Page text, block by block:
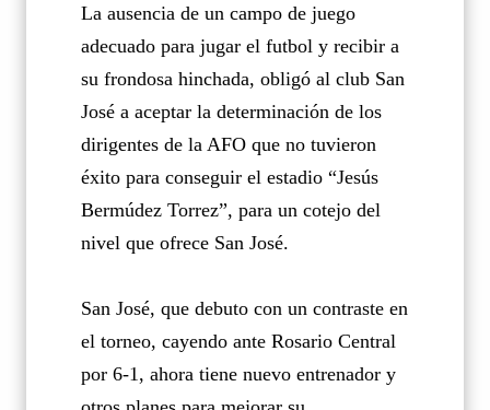
La ausencia de un campo de juego
adecuado para jugar el futbol y recibir a
su frondosa hinchada, obligó al club San
José a aceptar la determinación de los
dirigentes de la AFO que no tuvieron
éxito para conseguir el estadio “Jesús
Bermúdez Torrez”, para un cotejo del
nivel que ofrece San José.
San José, que debuto con un contraste en
el torneo, cayendo ante Rosario Central
por 6-1, ahora tiene nuevo entrenador y